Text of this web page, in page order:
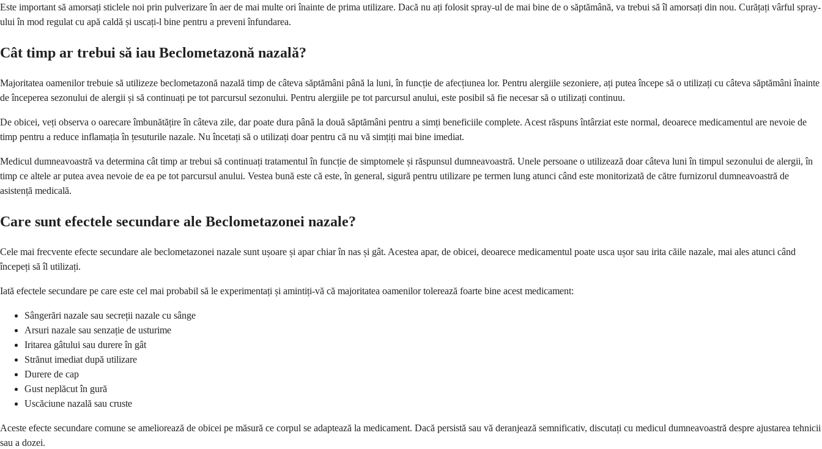
Este important să amorsați sticlele noi prin pulverizare în aer de mai multe ori înainte de prima utilizare. Dacă nu ați folosit spray-ul de mai bine de o săptămână, va trebui să îl amorsați din nou. Curățați vârful spray-
ului în mod regulat cu apă caldă și uscați-l bine pentru a preveni înfundarea.
Cât timp ar trebui să iau Beclometazonă nazală?
Majoritatea oamenilor trebuie să utilizeze beclometazonă nazală timp de câteva săptămâni până la luni, în funcție de afecțiunea lor. Pentru alergiile sezoniere, ați putea începe să o utilizați cu câteva săptămâni înainte
de începerea sezonului de alergii și să continuați pe tot parcursul sezonului. Pentru alergiile pe tot parcursul anului, este posibil să fie necesar să o utilizați continuu.
De obicei, veți observa o oarecare îmbunătățire în câteva zile, dar poate dura până la două săptămâni pentru a simți beneficiile complete. Acest răspuns întârziat este normal, deoarece medicamentul are nevoie de
timp pentru a reduce inflamația în țesuturile nazale. Nu încetați să o utilizați doar pentru că nu vă simțiți mai bine imediat.
Medicul dumneavoastră va determina cât timp ar trebui să continuați tratamentul în funcție de simptomele și răspunsul dumneavoastră. Unele persoane o utilizează doar câteva luni în timpul sezonului de alergii, în
timp ce altele ar putea avea nevoie de ea pe tot parcursul anului. Vestea bună este că este, în general, sigură pentru utilizare pe termen lung atunci când este monitorizată de către furnizorul dumneavoastră de
asistență medicală.
Care sunt efectele secundare ale Beclometazonei nazale?
Cele mai frecvente efecte secundare ale beclometazonei nazale sunt ușoare și apar chiar în nas și gât. Acestea apar, de obicei, deoarece medicamentul poate usca ușor sau irita căile nazale, mai ales atunci când
începeți să îl utilizați.
Iată efectele secundare pe care este cel mai probabil să le experimentați și amintiți-vă că majoritatea oamenilor tolerează foarte bine acest medicament:
Sângerări nazale sau secreții nazale cu sânge
Arsuri nazale sau senzație de usturime
Iritarea gâtului sau durere în gât
Strănut imediat după utilizare
Durere de cap
Gust neplăcut în gură
Uscăciune nazală sau cruste
Aceste efecte secundare comune se ameliorează de obicei pe măsură ce corpul se adaptează la medicament. Dacă persistă sau vă deranjează semnificativ, discutați cu medicul dumneavoastră despre ajustarea tehnicii
sau a dozei.